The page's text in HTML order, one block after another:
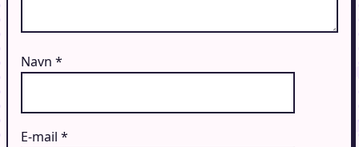
Navn *
E-mail *